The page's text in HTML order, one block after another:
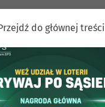
do głównej treści